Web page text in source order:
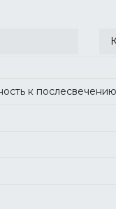
к послесвечению